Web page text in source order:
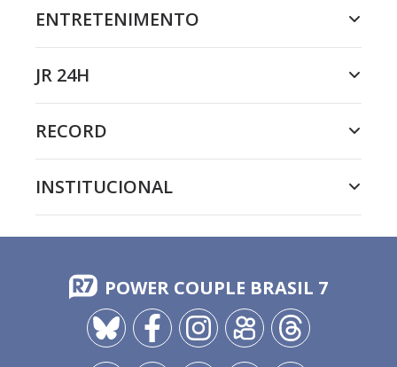
ENTRETENIMENTO
JR 24H
RECORD
INSTITUCIONAL
POWER COUPLE BRASIL 7